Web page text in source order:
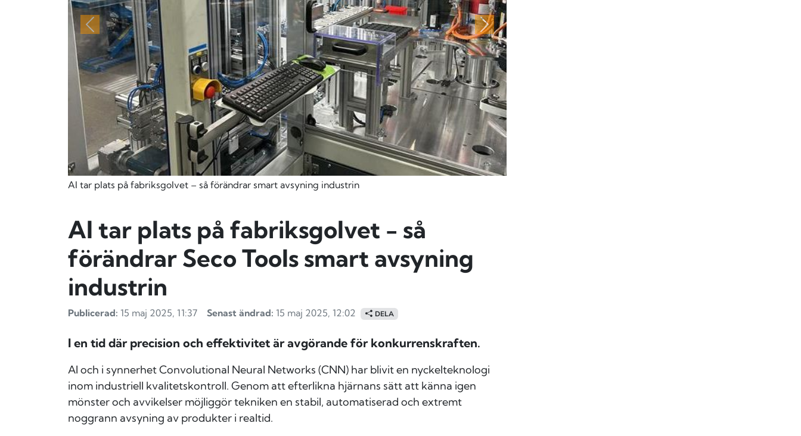
AI tar plats på fabriksgolvet – så förändrar smart avsyning industrin
Föregående Nästa
AI tar plats på fabriksgolvet - så
förändrar Seco Tools smart avsyning
industrin
Publicerad: 15 maj 2025, 11:37 Senast ändrad: 15 maj 2025, 12:02 DELA
I en tid där precision och effektivitet är avgörande för konkurrenskraften.
AI och i synnerhet Convolutional Neural Networks (CNN) har blivit en nyckelteknologi
inom industriell kvalitetskontroll. Genom att efterlikna hjärnans sätt att känna igen
mönster och avvikelser möjliggör tekniken en stabil, automatiserad och extremt
noggrann avsyning av produkter i realtid.